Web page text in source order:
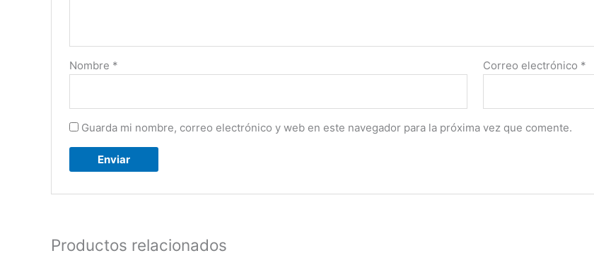
Nombre * Correo electrónico *
Guarda mi nombre, correo electrónico y web en este navegador para la próxima vez que comente.
Productos relacionados